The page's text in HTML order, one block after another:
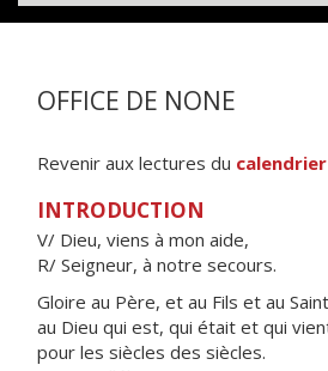
OFFICE DE NONE
Revenir aux lectures du
INTRODUCTION
V/ Dieu, viens à mon aide,
R/ Seigneur, à notre secours.
Gloire au Père, et au Fils et au
au Dieu qui est, qui était et qui
pour les siècles des siècles.